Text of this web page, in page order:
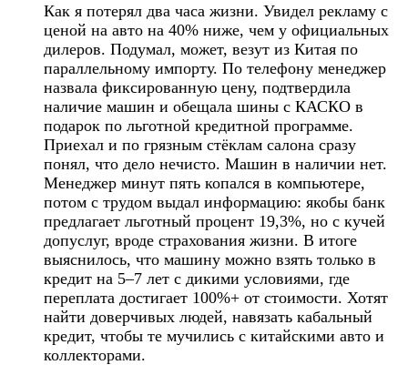
Как я потерял два часа жизни. Увидел рекламу с
ценой на авто на 40% ниже, чем у официальных
дилеров. Подумал, может, везут из Китая по
параллельному импорту. По телефону менеджер
назвала фиксированную цену, подтвердила
наличие машин и обещала шины с КАСКО в
подарок по льготной кредитной программе.
Приехал и по грязным стёклам салона сразу
понял, что дело нечисто. Машин в наличии нет.
Менеджер минут пять копался в компьютере,
потом с трудом выдал информацию: якобы банк
предлагает льготный процент 19,3%, но с кучей
допуслуг, вроде страхования жизни. В итоге
выяснилось, что машину можно взять только в
кредит на 5–7 лет с дикими условиями, где
переплата достигает 100%+ от стоимости. Хотят
найти доверчивых людей, навязать кабальный
кредит, чтобы те мучились с китайскими авто и
коллекторами.